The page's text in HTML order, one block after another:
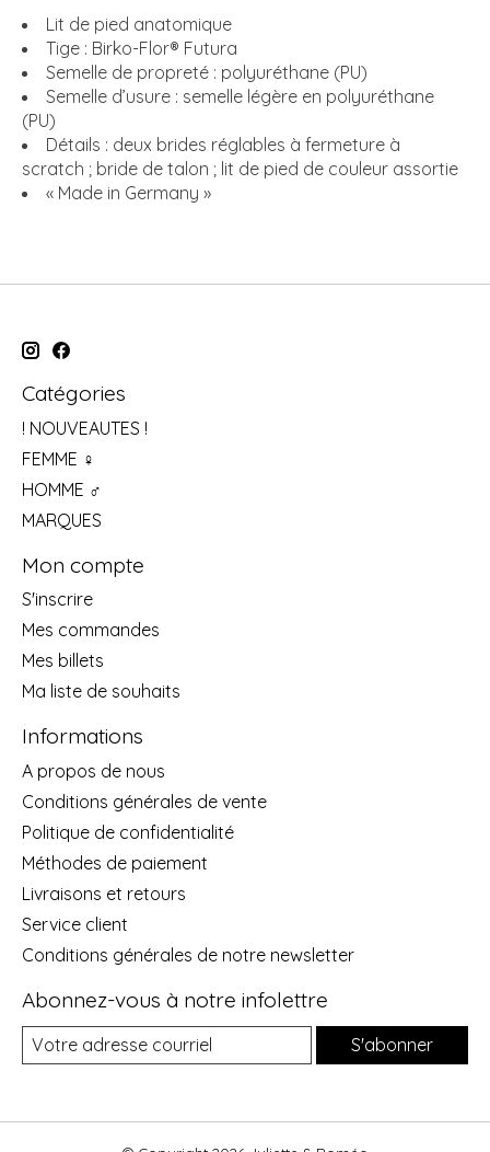
Lit de pied anatomique
Tige : Birko-Flor® Futura
Semelle de propreté : polyuréthane (PU)
Semelle d’usure : semelle légère en polyuréthane
(PU)
Détails : deux brides réglables à fermeture à
scratch ; bride de talon ; lit de pied de couleur assortie
« Made in Germany »
Catégories
! NOUVEAUTES !
FEMME ♀
HOMME ♂
MARQUES
Mon compte
S'inscrire
Mes commandes
Mes billets
Ma liste de souhaits
Informations
A propos de nous
Conditions générales de vente
Politique de confidentialité
Méthodes de paiement
Livraisons et retours
Service client
Conditions générales de notre newsletter
Abonnez-vous à notre infolettre
S'abonner